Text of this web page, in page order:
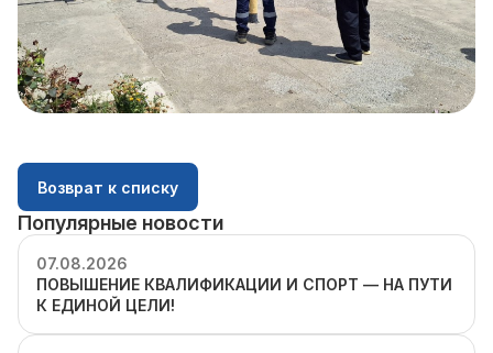
Возврат к списку
Популярные новости
07.08.2026
ПОВЫШЕНИЕ КВАЛИФИКАЦИИ И СПОРТ — НА ПУТИ
К ЕДИНОЙ ЦЕЛИ!